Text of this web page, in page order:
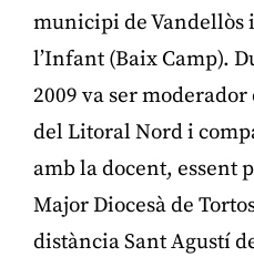
municipi de Vandellòs
l’Infant (Baix Camp).
2009 va ser
del Litoral Nord i
amb la docent, essent
Major Diocesà de
distància Sant Agustí